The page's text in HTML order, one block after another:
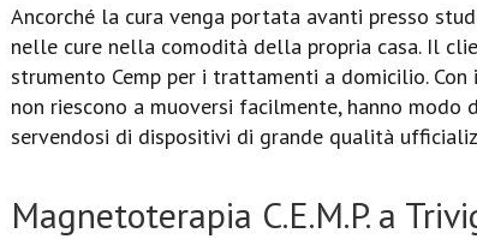
Ancorché la cura venga portata avanti presso
nelle cure nella comodità della propria casa. Il
strumento Cemp per i trattamenti a domicilio.
non riescono a muoversi facilmente, hanno modo
servendosi di dispositivi di grande qualità
Magnetoterapia C.E.M.P. a